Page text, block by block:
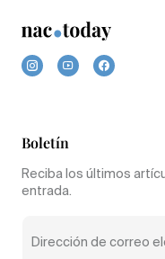
Boletín
Reciba los últimos
entrada.